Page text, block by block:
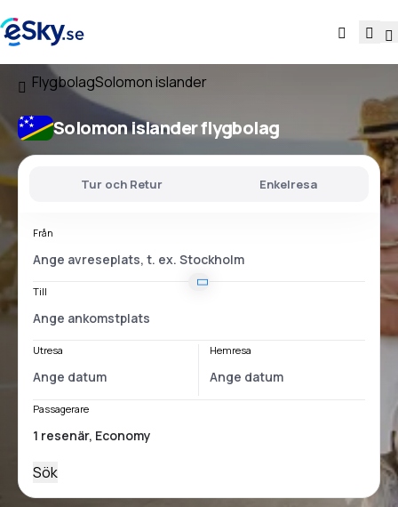
FlygbolagSolomon islander
Solomon islander flygbolag
Tur och Retur Enkelresa
Från
Till
Utresa Hemresa
Passagerare
Sök